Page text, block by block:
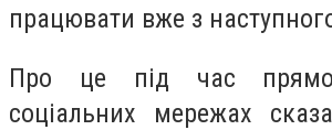
працювати вже з
Про це під час
соціальних мережах